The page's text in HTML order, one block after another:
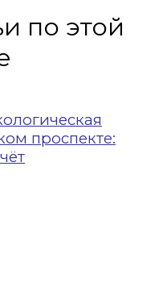
по этой
проспекте: